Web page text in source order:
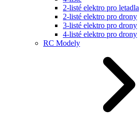
2-listé elektro pro letadla
2-listé elektro pro drony
3-listé elektro pro drony
4-listé elektro pro drony
RC Modely